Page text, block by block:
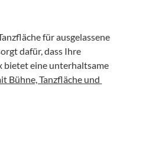
für ausgelassene
dafür, dass Ihre
bietet eine unterhaltsame
Bühne, Tanzfläche und